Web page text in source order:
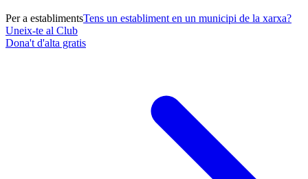
Per a establimentsTens un establiment en un municipi de la xarxa?
Uneix-te al Club
Dona't d'alta gratis